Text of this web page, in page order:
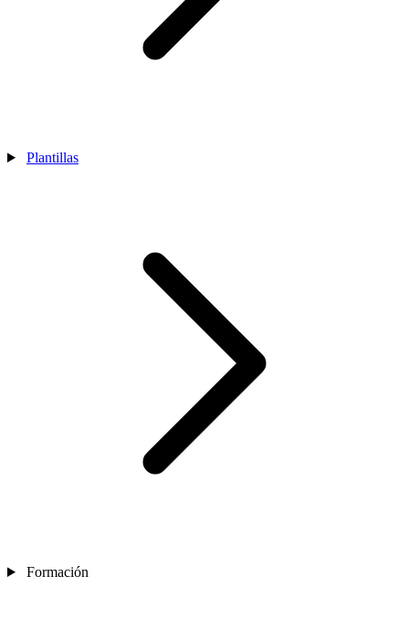
Plantillas
Formación